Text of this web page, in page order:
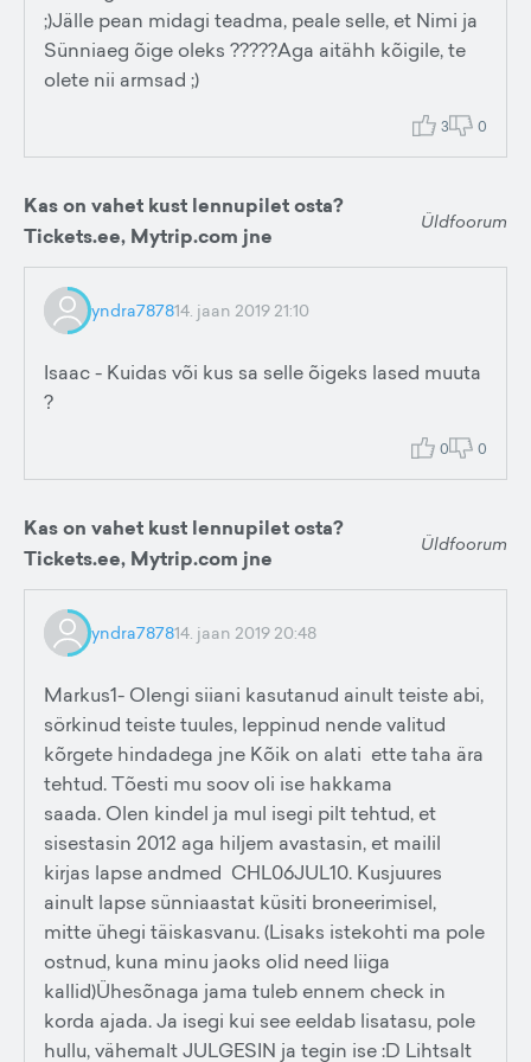
;)Jälle pean midagi teadma, peale selle, et Nimi ja
Sünniaeg õige oleks ?????Aga aitähh kõigile, te
olete nii armsad ;)
3 0
Kas on vahet kust lennupilet osta?
Tickets.ee, Mytrip.com jne
Üldfoorum
yndra787814. jaan 2019 21:10
Isaac - Kuidas või kus sa selle õigeks lased muuta
?
0 0
Kas on vahet kust lennupilet osta?
Tickets.ee, Mytrip.com jne
Üldfoorum
yndra787814. jaan 2019 20:48
Markus1- Olengi siiani kasutanud ainult teiste abi,
sörkinud teiste tuules, leppinud nende valitud
kõrgete hindadega jne Kõik on alati ette taha ära
tehtud. Tõesti mu soov oli ise hakkama
saada. Olen kindel ja mul isegi pilt tehtud, et
sisestasin 2012 aga hiljem avastasin, et mailil
kirjas lapse andmed CHL06JUL10. Kusjuures
ainult lapse sünniaastat küsiti broneerimisel,
mitte ühegi täiskasvanu. (Lisaks istekohti ma pole
ostnud, kuna minu jaoks olid need liiga
kallid)Ühesõnaga jama tuleb ennem check in
korda ajada. Ja isegi kui see eeldab lisatasu, pole
hullu, vähemalt JULGESIN ja tegin ise :D Lihtsalt